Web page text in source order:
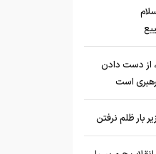
از دست دادن
است
بار ظلم نرفتن